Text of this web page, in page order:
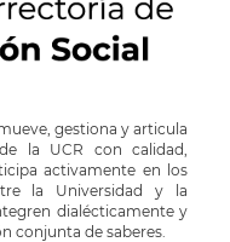
gestiona y articula
la UCR con calidad,
activamente en los
la Universidad y la
dialécticamente y
conjunta de saberes.